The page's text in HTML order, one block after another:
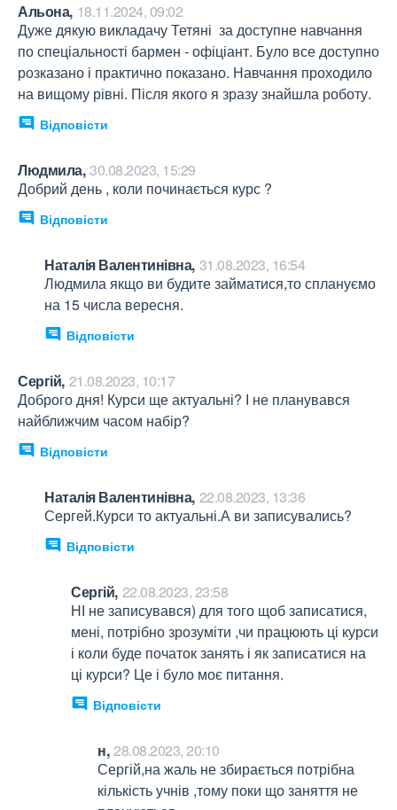
Альона, 18.11.2024, 09:02
Дуже дякую викладачу Тетяні  за доступне навчання
по спеціальності бармен - офіціант. Було все доступно
розказано і практично показано. Навчання проходило
на вищому рівні. Після якого я зразу знайшла роботу.
Відповісти
Людмила, 30.08.2023, 15:29
Добрий день , коли починається курс ?
Відповісти
Наталія Валентинівна, 31.08.2023, 16:54
Людмила якщо ви будите займатися,то сплануємо
на 15 числа вересня.
Відповісти
Сергій, 21.08.2023, 10:17
Доброго дня! Курси ще актуальні? І не планувався
найближчим часом набір?
Відповісти
Наталія Валентинівна, 22.08.2023, 13:36
Сергей.Курси то актуальні.А ви записувались?
Відповісти
Сергій, 22.08.2023, 23:58
НІ не записувався) для того щоб записатися,
мені, потрібно зрозуміти ,чи працюють ці курси
і коли буде початок занять і як записатися на
ці курси? Це і було моє питання.
Відповісти
н, 28.08.2023, 20:10
Сергій,на жаль не збирається потрібна
кількість учнів ,тому поки що заняття не